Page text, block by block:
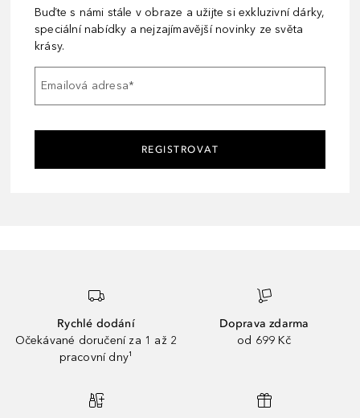
Buďte s námi stále v obraze a užijte si exkluzivní dárky,
speciální nabídky a nejzajímavější novinky ze světa
krásy.
Emailová adresa*
REGISTROVAT
Rychlé dodání
Očekávané doručení za 1 až 2
pracovní dny¹
Doprava zdarma
od 699 Kč